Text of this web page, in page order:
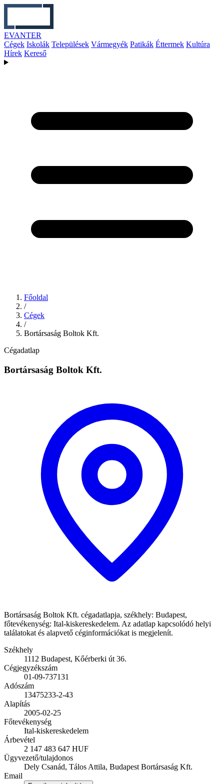
EVANTER
Cégek Iskolák Települések Vármegyék Patikák Éttermek Kultúra
Hírek Kereső
Főoldal
/
Cégek
/
Bortársaság Boltok Kft.
Cégadatlap
Bortársaság Boltok Kft.
Bortársaság Boltok Kft. cégadatlapja, székhely: Budapest,
főtevékenység: Ital-kiskereskedelem. Az adatlap kapcsolódó helyi
találatokat és alapvető céginformációkat is megjelenít.
Székhely
1112 Budapest, Kőérberki út 36.
Cégjegyzékszám
01-09-737131
Adószám
13475233-2-43
Alapítás
2005-02-25
Főtevékenység
Ital-kiskereskedelem
Árbevétel
2 147 483 647 HUF
Ügyvezető/tulajdonos
Dely Csanád, Tálos Attila, Budapest Bortársaság Kft.
Email